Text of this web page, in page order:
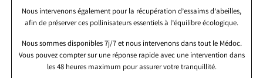
Nous intervenons également pour la récupération d’essaims d’abeilles,
afin de préserver ces pollinisateurs essentiels à l’équilibre écologique.
Nous sommes disponibles 7j/7 et nous intervenons dans tout le Médoc.
Vous pouvez compter sur une réponse rapide avec une intervention dans
les 48 heures maximum pour assurer votre tranquillité.